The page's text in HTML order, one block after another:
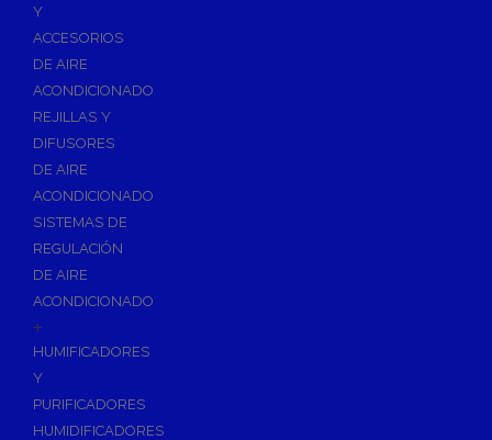
Termometros
Otros accesorios de calefacción
Accesorios de Radiadores
Tapones, purgadores y accesorios para radiador
Soportes para Radiadores
Acumuladores e Interacumuladores
Bombas Circuladoras / Grupos de Bombeo
Bombas de Calefacción
Bombas Simples para ACS
Calderas
Grupos Térmicos de Gasóleo
Y
ACCESORIOS
DE AIRE
ACONDICIONADO
REJILLAS Y
DIFUSORES
DE AIRE
ACONDICIONADO
SISTEMAS DE
REGULACIÓN
DE AIRE
ACONDICIONADO
+
HUMIFICADORES
Y
PURIFICADORES
HUMIDIFICADORES